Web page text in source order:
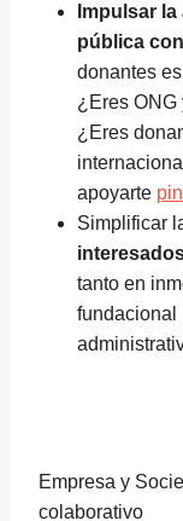
Impulsar
pública
donantes
¿Eres ONG
¿Eres
apoyarte
Simplificar
tanto en
fundacional
Empresa y
colaborativo